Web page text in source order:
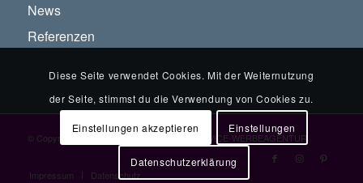
News
Referenzen
© Copyright - WebdesignAustria.at FULL-SERVICE-WERBEAGENTUR
Impressum Datenschutz
Diese Seite verwendet Cookies. Mit der Weiternutzung
der Seite, stimmst du die Verwendung von Cookies zu.
Einstellungen akzeptieren Einstellungen
Datenschutzerklärung